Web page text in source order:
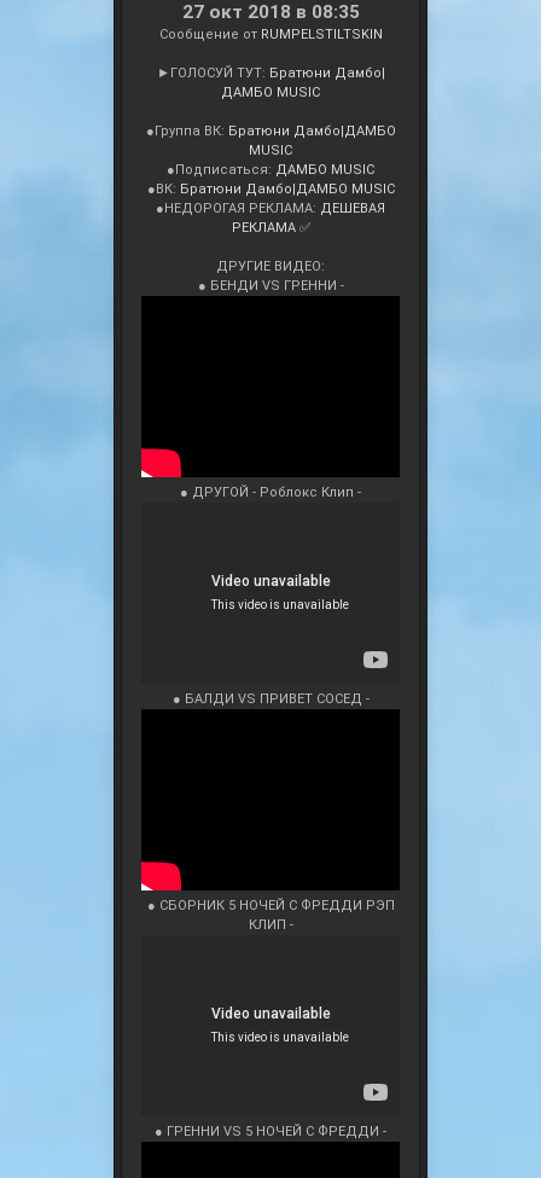
27 окт 2018 в 08:35
Сообщение от RUMPELSTILTSKIN
►ГОЛОСУЙ ТУТ: Братюни Дамбо|
ДАМБО MUSIC
●Группа ВК: Братюни Дамбо|ДАМБО
MUSIC
●Подписаться: ДАМБО MUSIC
●ВК: Братюни Дамбо|ДАМБО MUSIC
●НЕДОРОГАЯ РЕКЛАМА: ДЕШЕВАЯ
РЕКЛАМА ✅
ДРУГИЕ ВИДЕО:
● БЕНДИ VS ГРЕННИ -
● ДРУГОЙ - Роблокс Клип -
● БАЛДИ VS ПРИВЕТ СОСЕД -
● СБОРНИК 5 НОЧЕЙ С ФРЕДДИ РЭП
КЛИП -
● ГРЕННИ VS 5 НОЧЕЙ С ФРЕДДИ -